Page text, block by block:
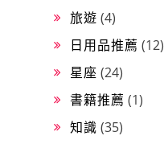
旅遊 (4)
日用品推薦 (12)
星座 (24)
書籍推薦 (1)
知識 (35)